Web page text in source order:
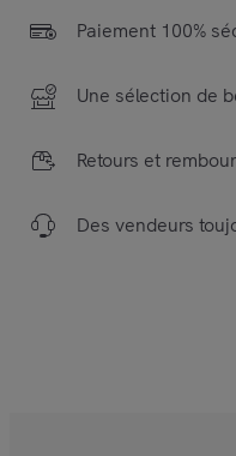
Paiement 100%
Une sélection de
Retours et
Des vendeurs